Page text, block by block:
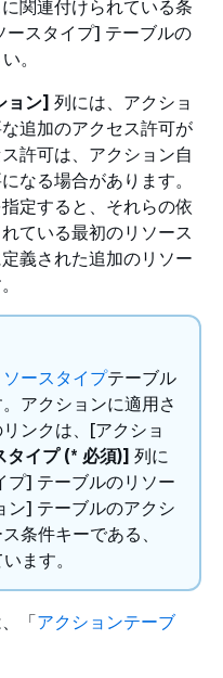
関連付けられている条
ースタイプ] テーブルの
。
ョン] 列には、アクショ
追加のアクセス許可が
許可は、アクション自
なる場合があります。
定すると、それらの依
ている最初のリソース
義された追加のリソー
ソースタイプテーブル
アクションに適用さ
ンクは、[アクショ
タイプ (* 必須)] 列に
プ] テーブルのリソー
ン] テーブルのアクシ
条件キーである、
ます。
「アクションテーブ